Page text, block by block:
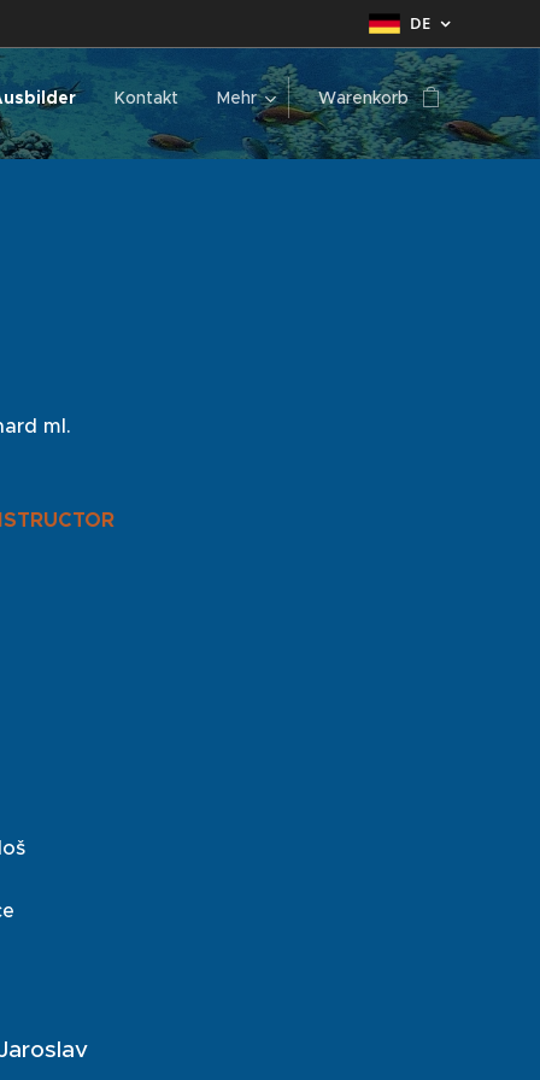
DE
Kontakt Mehr Warenkorb
ml.